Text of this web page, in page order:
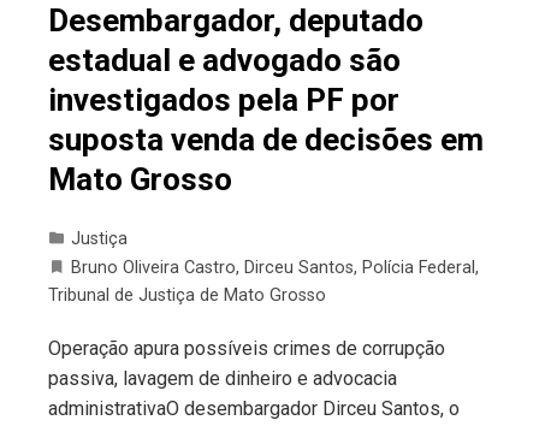
Desembargador, deputado
estadual e advogado são
investigados pela PF por
suposta venda de decisões em
Mato Grosso
Justiça
Bruno Oliveira Castro, Dirceu Santos, Polícia Federal,
Tribunal de Justiça de Mato Grosso
Operação apura possíveis crimes de corrupção
passiva, lavagem de dinheiro e advocacia
administrativaO desembargador Dirceu Santos, o